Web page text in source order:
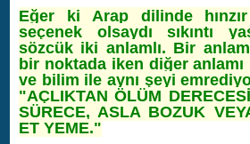
Eğer ki Arap dilinde
seçenek olsaydı sıkıntı
sözcük iki anlamlı. Bir
bir noktada iken diğer
ve bilim ile aynı şeyi
"AÇLIKTAN ÖLÜM
SÜRECE, ASLA BOZUK
ET YEME."